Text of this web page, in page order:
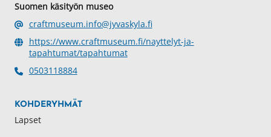
Suomen käsityön museo
craftmuseum.info@jyvaskyla.fi
https://www.craftmuseum.fi/nayttelyt-ja-
tapahtumat/tapahtumat
0503118884
KOHDERYHMÄT
Lapset